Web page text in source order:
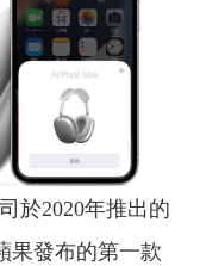
於2020年推出的
果發布的第一款